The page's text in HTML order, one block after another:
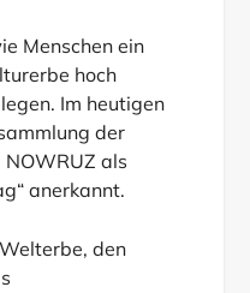
Menschen ein
hoch
Im heutigen
der
als
anerkannt.
den